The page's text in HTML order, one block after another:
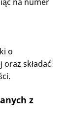
o
składać
z